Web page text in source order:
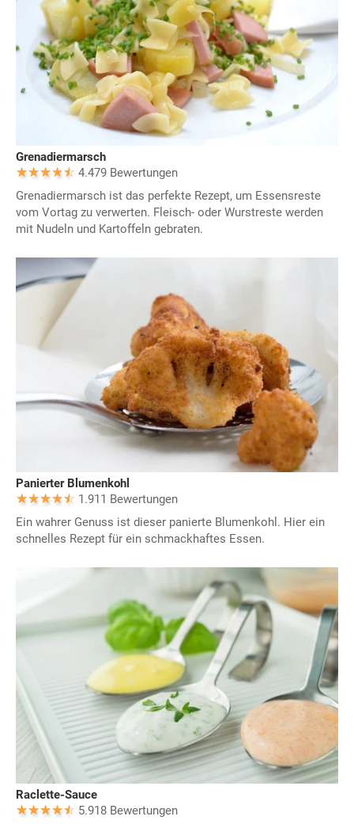
Grenadiermarsch
4.479 Bewertungen
Grenadiermarsch ist das perfekte Rezept, um Essensreste
vom Vortag zu verwerten. Fleisch- oder Wurstreste werden
mit Nudeln und Kartoffeln gebraten.
Panierter Blumenkohl
1.911 Bewertungen
Ein wahrer Genuss ist dieser panierte Blumenkohl. Hier ein
schnelles Rezept für ein schmackhaftes Essen.
Raclette-Sauce
5.918 Bewertungen